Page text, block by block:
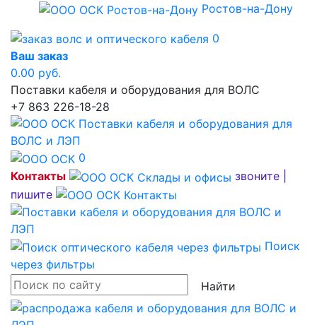
Ростов-на-Дону
0
Ваш заказ
0.00 руб.
Поставки кабеля и оборудования для ВОЛС
+7 863 226-18-28
0
Контакты
звоните |
пишите
Поиск
через фильтры
Найти